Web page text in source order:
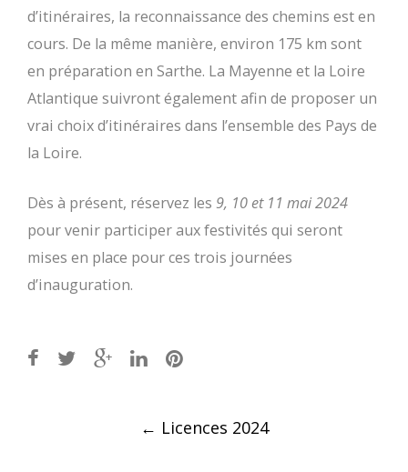
d’itinéraires, la reconnaissance des chemins est en
cours. De la même manière, environ 175 km sont
en préparation en Sarthe. La Mayenne et la Loire
Atlantique suivront également afin de proposer un
vrai choix d’itinéraires dans l’ensemble des Pays de
la Loire.
Dès à présent, réservez les 9, 10 et 11 mai 2024
pour venir participer aux festivités qui seront
mises en place pour ces trois journées
d’inauguration.
← Licences 2024